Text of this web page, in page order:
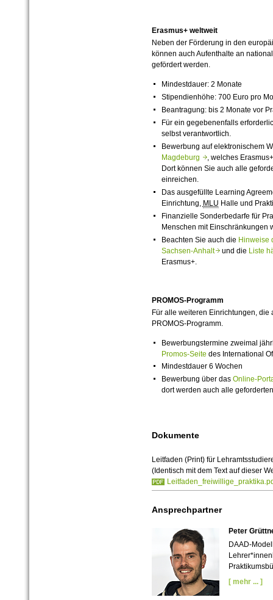
Erasmus+ weltweit
Neben der Förderung in den
können auch Aufenthalte an
gefördert werden.
Mindestdauer: 2 Monate
Stipendienhöhe: 700 Euro pro
Beantragung: bis 2 Monate vor
Für ein gegebenenfalls
selbst verantwortlich.
Bewerbung auf elektronischem
Magdeburg, welches
Dort können Sie auch alle
einreichen.
Das ausgefüllte Learning
Einrichtung, MLU Halle und
Finanzielle Sonderbedarfe für
Menschen mit Einschränkungen
Beachten Sie auch die Hinweise
Sachsen-Anhaltund die Liste
Erasmus+.
PROMOS-Programm
Für alle weiteren Einrichtungen ,
PROMOS-Programm.
Bewerbungstermine zweimal
Promos-Seite des International
Mindestdauer 6 Wochen
Bewerbung über das Online-
dort werden auch alle
Dokumente
Leitfaden (Print) für
(Identisch mit dem Text auf dieser
Ansprechpartner
Peter
DAAD-
[ mehr ... ]